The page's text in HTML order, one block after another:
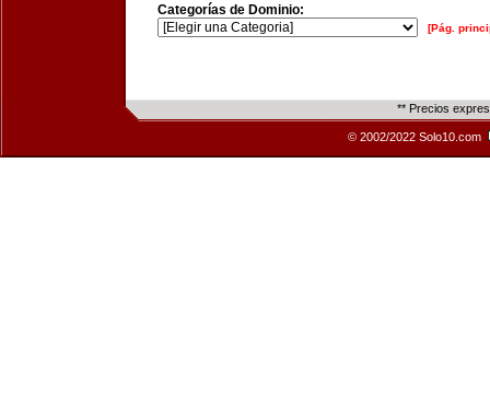
Categorías de Dominio:
[Pág.
** Precios
© 2002/2022 Solo10.com